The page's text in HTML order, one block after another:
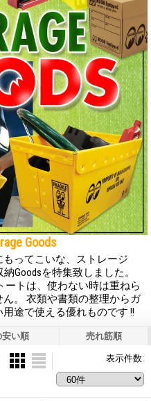
Goods
ってこいな、ストレージ
Goodsを特集致しました。
ートは、使わない時は重ねら
。 衣類や書類の整理からガ
途で使える優れものです !!
い順 売れ筋順
表示件数: